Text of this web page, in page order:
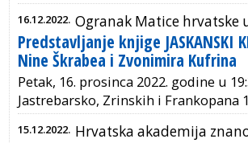
16.12.2022. Ogranak Matice hrvatske
Predstavljanje knjige JASKANSKI
Nine Škrabea i Zvonimira Kufrina
Petak, 16. prosinca 2022. godine u
Jastrebarsko, Zrinskih i Frankopana
15.12.2022. Hrvatska akademija